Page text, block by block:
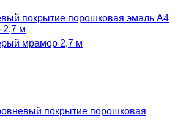
покрытие порошковая эмаль А4
м